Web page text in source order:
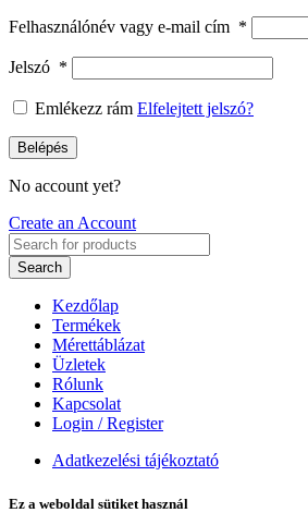
Felhasználónév vagy e-mail cím *
Jelszó *
Emlékezz rám Elfelejtett jelszó?
Belépés
No account yet?
Create an Account
Search
Kezdőlap
Termékek
Mérettáblázat
Üzletek
Rólunk
Kapcsolat
Login / Register
Adatkezelési tájékoztató
Ez a weboldal sütiket használ